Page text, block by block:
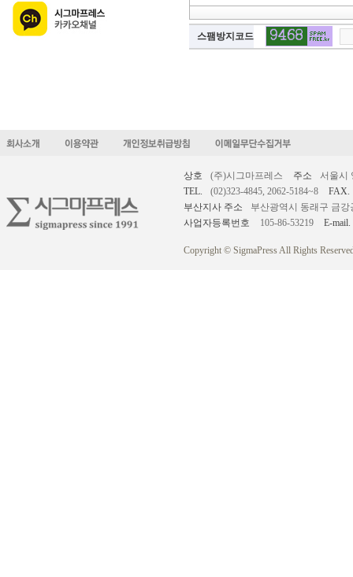
스팸방지코드
상호 (주)시그마프레스 주소
서울시
TEL.
(02)323-4845, 2062-5184~8
FAX.
부산지사 주소
부산광역시 동래구 금강
사업자등록번호
105-86-53219 E-mail.
Copyright © SigmaPress All Rights